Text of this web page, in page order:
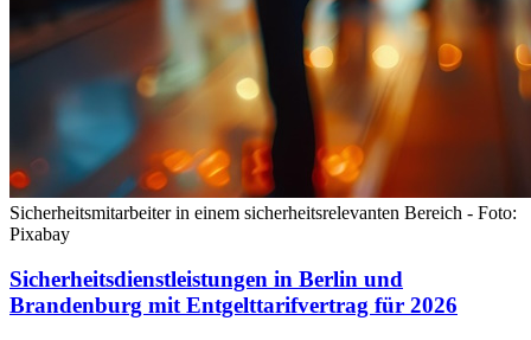
Sicherheitsmitarbeiter in einem sicherheitsrelevanten Bereich - Foto:
Pixabay
Sicherheitsdienstleistungen in Berlin und
Brandenburg mit Entgelttarifvertrag für 2026